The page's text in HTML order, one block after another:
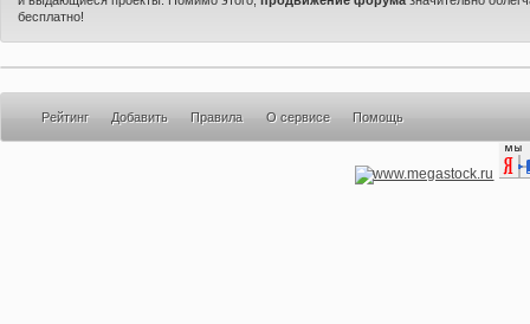
бесплатно!
Рейтинг Добавить Правила О сервисе Помощь